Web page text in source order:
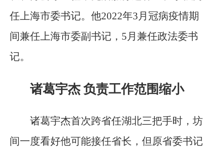
任上海市委书记。他2022年3月冠病疫情期
间兼任上海市委副书记，5月兼任政法委书
记。
诸葛宇杰 负责工作范围缩小
诸葛宇杰首次跨省任湖北三把手时，坊
间一度看好他可能接任省长，但原省委书记